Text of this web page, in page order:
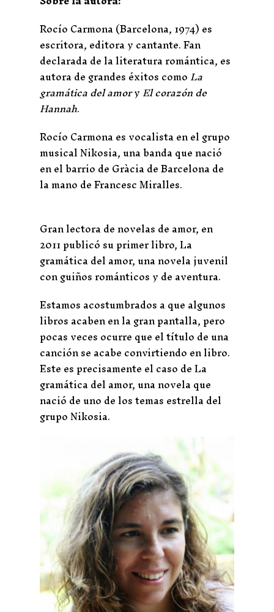
Rocío Carmona (Barcelona, 1974) es
escritora, editora y cantante. Fan
declarada de la literatura romántica, es
autora de grandes éxitos comoLa
gramática del amoryEl corazón de
Hannah.
Rocío Carmona es vocalista en el grupo
musical Nikosia, una banda que nació
en el barrio de Gràcia de Barcelona de
la mano de Francesc Miralles.
Gran lectora de novelas de amor, en
2011 publicó su primer libro, La
gramática del amor, una novela juvenil
con guiños románticos y de aventura.
Estamos acostumbrados a que algunos
libros acaben en la gran pantalla, pero
pocas veces ocurre que el título de una
canción se acabe convirtiendo en libro.
Este es precisamente el caso de La
gramática del amor, una novela que
nació de uno de los temas estrella del
grupo Nikosia.